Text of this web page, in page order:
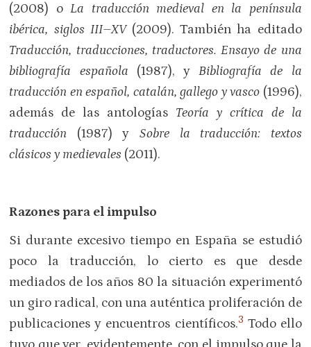
(2008) oLa traducción medieval en la península
ibérica, siglos III–XV(2009). También ha editado
Traducción, traducciones, traductores. Ensayo de una
bibliografía española (1987), yBibliografía de la
traducción en español, catalán, gallego y vasco (1996),
además de las antologías Teoría y crítica de la
traducción (1987) y Sobre la traducción: textos
clásicos y medievales (2011).
Razones para el impulso
Si durante excesivo tiempo en España se estudió
poco la traducción, lo cierto es que desde
mediados de los años 80 la situación experimentó
un giro radical, con una auténtica proliferación de
publicaciones y encuentros científicos.3 Todo ello